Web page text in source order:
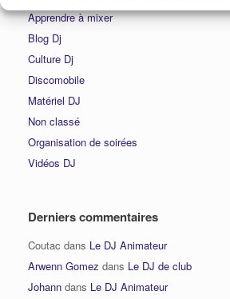
Apprendre à mixer
Blog Dj
Culture Dj
Discomobile
Matériel DJ
Non classé
Organisation de soirées
Vidéos DJ
Derniers commentaires
Coutac dans Le DJ Animateur
Arwenn Gomez dans Le DJ de club
Johann dans Le DJ Animateur